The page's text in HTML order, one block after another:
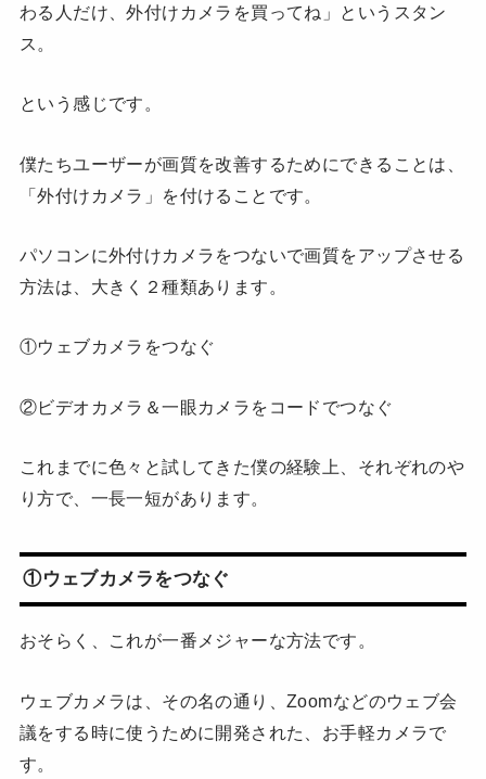
わる人だけ、外付けカメラを買ってね」というスタン
ス。
という感じです。
僕たちユーザーが画質を改善するためにできることは、
「外付けカメラ」を付けることです。
パソコンに外付けカメラをつないで画質をアップさせる
方法は、大きく２種類あります。
①ウェブカメラをつなぐ
②ビデオカメラ＆一眼カメラをコードでつなぐ
これまでに色々と試してきた僕の経験上、それぞれのや
り方で、一長一短があります。
①ウェブカメラをつなぐ
おそらく、これが一番メジャーな方法です。
ウェブカメラは、その名の通り、Zoomなどのウェブ会
議をする時に使うために開発された、お手軽カメラで
す。